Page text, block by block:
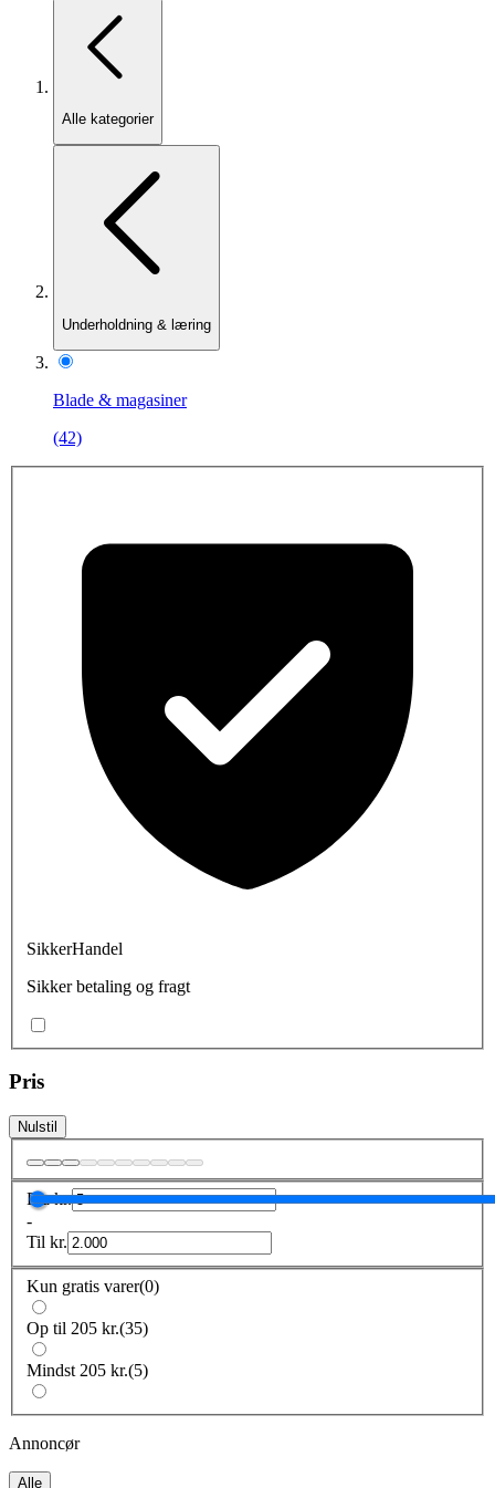
Alle kategorier
Underholdning & læring
Blade & magasiner
(42)
SikkerHandel
Sikker betaling og fragt
Pris
Nulstil
Frakr.
-
Til kr.
Kun gratis varer(0)
Op til 205 kr.(35)
Mindst 205 kr.(5)
Annoncør
Alle